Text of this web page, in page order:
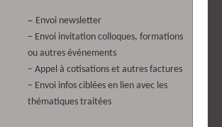
– Envoi newsletter
– Envoi invitation colloques, formations
ou autres événements
– Appel à cotisations et autres factures
– Envoi infos ciblées en lien avec les
thématiques traitées